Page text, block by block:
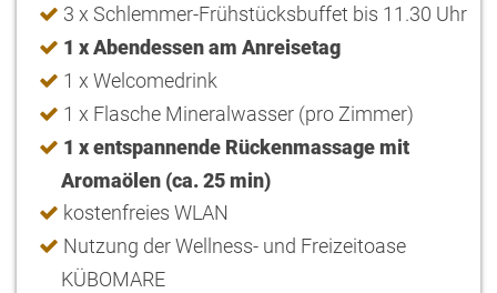
3 x Schlemmer-Frühstücksbuffet bis 11.30 Uhr
1 x Abendessen am Anreisetag
1 x Welcomedrink
1 x Flasche Mineralwasser (pro Zimmer)
1 x entspannende Rückenmassage mit
Aromaölen (ca. 25 min)
kostenfreies WLAN
Nutzung der Wellness- und Freizeitoase
KÜBOMARE